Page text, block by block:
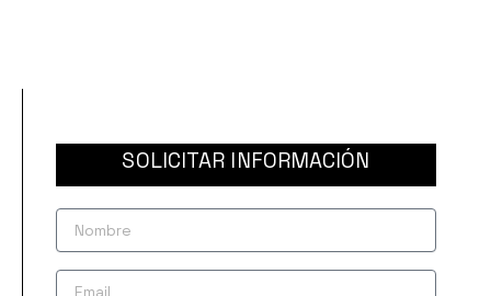
SOLICITAR INFORMACIÓN
Nombre
Email